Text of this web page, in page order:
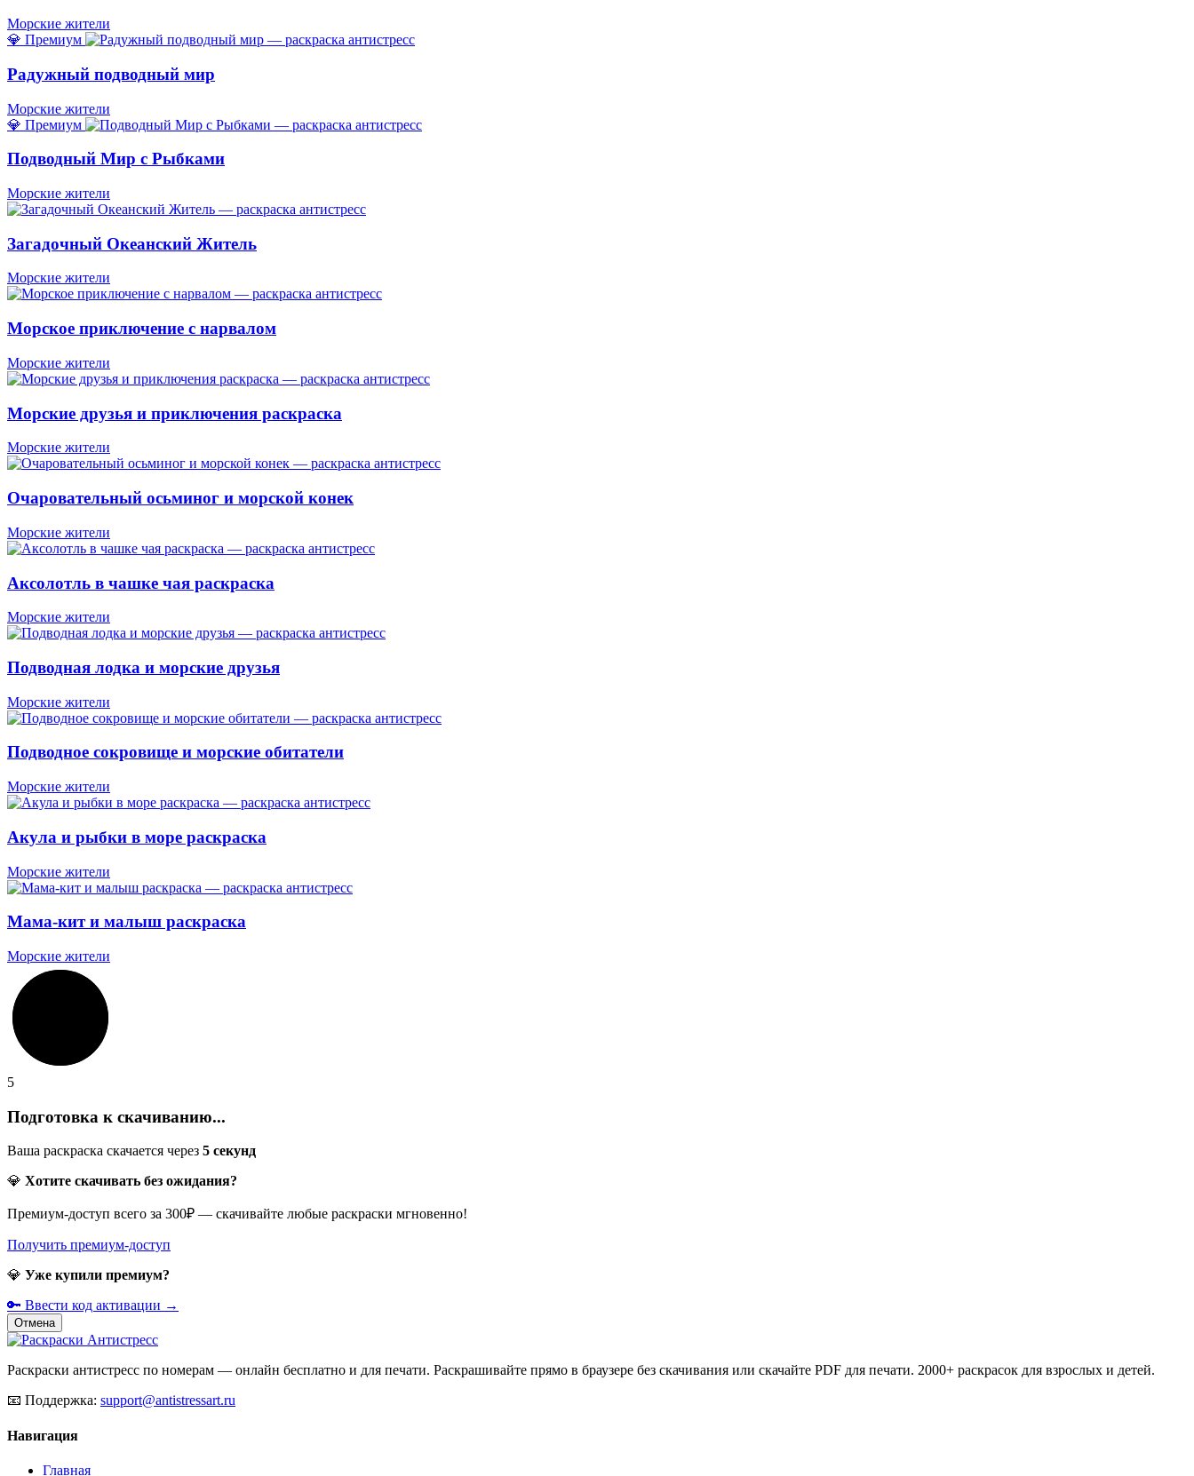
Морские жители
💎 Премиум
Радужный подводный мир
Морские жители
💎 Премиум
Подводный Мир с Рыбками
Морские жители
Загадочный Океанский Житель
Морские жители
Морское приключение с нарвалом
Морские жители
Морские друзья и приключения раскраска
Морские жители
Очаровательный осьминог и морской конек
Морские жители
Аксолотль в чашке чая раскраска
Морские жители
Подводная лодка и морские друзья
Морские жители
Подводное сокровище и морские обитатели
Морские жители
Акула и рыбки в море раскраска
Морские жители
Мама-кит и малыш раскраска
Морские жители
5
Подготовка к скачиванию...
Ваша раскраска скачается через 5 секунд
💎 Хотите скачивать без ожидания?
Премиум-доступ всего за 300₽ — скачивайте любые раскраски мгновенно!
Получить премиум-доступ
💎 Уже купили премиум?
🔑 Ввести код активации →
Отмена
Раскраски антистресс по номерам — онлайн бесплатно и для печати. Раскрашивайте прямо в браузере без скачивания или скачайте PDF для печати. 2000+ раскрасок для взрослых и детей.
📧 Поддержка: support@antistressart.ru
Навигация
Главная